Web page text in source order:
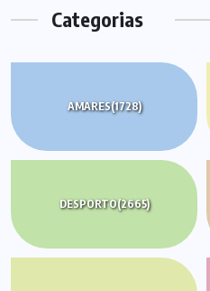
Categorias
AMARES(1728)
DESPORTO(2665)